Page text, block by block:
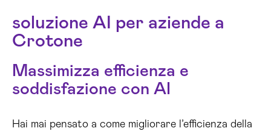
soluzione AI per aziende a
Crotone
Massimizza efficienza e
soddisfazione con AI
Hai mai pensato a come migliorare l’efficienza della